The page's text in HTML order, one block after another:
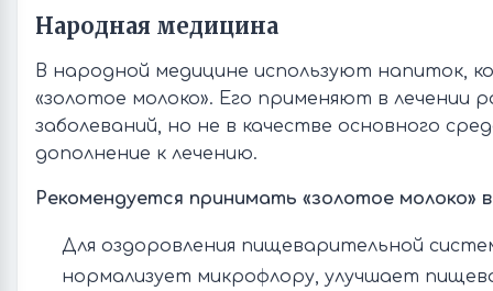
Народная медицина
В народной медицине используют напиток,
«золотое молоко». Его применяют в лечении
заболеваний, но не в качестве основного
дополнение к лечению.
Рекомендуется принимать «золотое молоко»
Для оздоровления пищеварительной
нормализует микрофлору, улучшает